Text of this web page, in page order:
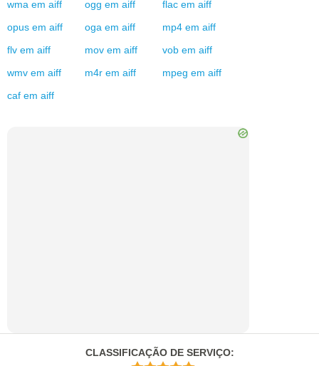
wma em aiff ogg em aiff flac em aiff
opus em aiff oga em aiff mp4 em aiff
flv em aiff mov em aiff vob em aiff
wmv em aiff m4r em aiff mpeg em aiff
caf em aiff
CLASSIFICAÇÃO DE SERVIÇO: